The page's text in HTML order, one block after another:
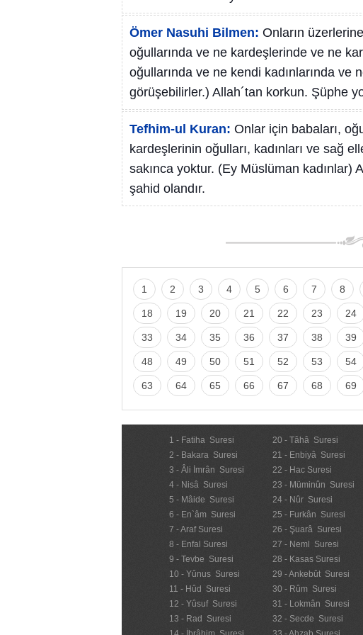
Ömer Nasuhi Bilmen: Onların
oğullarında ve ne kardeşlerinde ve ne
oğullarında ve ne kendi kadınlarında
görüşebilirler.) Allah´tan korkun. Şüphe
Tefhim-ul Kuran: Onlar için babaları,
kardeşlerinin oğulları, kadınları ve sağ
sakınca yoktur. (Ey Müslüman kadınlar)
şahid olandır.
1 2 3 4 5 6 7 8
18 19 20 21 22 23 24
33 34 35 36 37 38 39
48 49 50 51 52 53 54
63 64 65 66 67 68 69
1 - Fatiha Suresi
2 - Bakara Suresi
3 - Âli İmrân Suresi
4 - Nisâ Suresi
5 - Mâide Suresi
6 - En`âm Suresi
7 - Araf Suresi
8 - Enfal Suresi
9 - Tevbe Suresi
10 - Yûnus Suresi
11 - Hûd Suresi
12 - Yûsuf Suresi
13 - Rad Suresi
20 - Tâhâ Suresi
21 - Enbiyâ Suresi
22 - Hac Suresi
23 - Müminûn Suresi
24 - Nûr Suresi
25 - Furkân Suresi
26 - Şuarâ Suresi
27 - Neml Suresi
28 - Kasas Suresi
29 - Ankebût Suresi
30 - Rûm Suresi
31 - Lokmân Suresi
32 - Secde Suresi